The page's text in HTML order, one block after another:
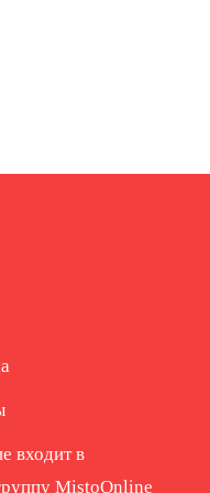
входит в
MistoOnline